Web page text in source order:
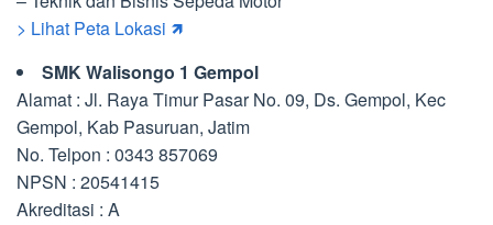
> Lihat Peta Lokasi 🡽
SMK Walisongo 1 Gempol
Alamat : Jl. Raya Timur Pasar No. 09, Ds. Gempol, Kec
Gempol, Kab Pasuruan, Jatim
No. Telpon : 0343 857069
NPSN : 20541415
Akreditasi : A